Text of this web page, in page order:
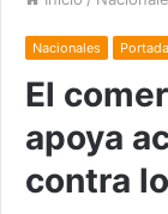
Nacionales Portada
El
apoya
contra